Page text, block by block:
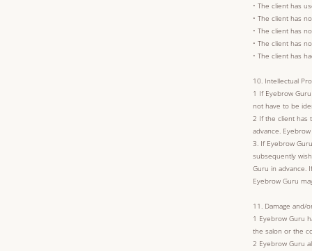
• The client has
• The client has
• The client has
• The client has
• The client has
10. Intellectual
1 If Eyebrow
not have to be
2 If the client has
advance.
3. If Eyebrow
subsequently
Guru in advance.
Eyebrow Guru
11. Damage and/
1 Eyebrow Guru
the salon or the
2 Eyebrow Guru